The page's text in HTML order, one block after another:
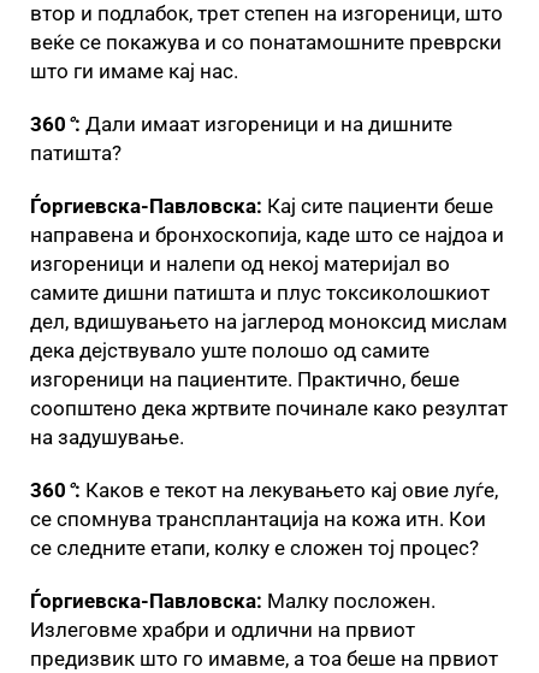
втор и подлабок, трет степен на изгореници, што
веќе се покажува и со понатамошните преврски
што ги имаме кај нас.
360 °: Дали имаат изгореници и на дишните
патишта?
Ѓоргиевска-Павловска: Кај сите пациенти беше
направена и бронхоскопија, каде што се најдоа и
изгореници и налепи од некој материјал во
самите дишни патишта и плус токсиколошкиот
дел, вдишувањето на јаглерод моноксид мислам
дека дејствувало уште полошо од самите
изгореници на пациентите. Практично, беше
соопштено дека жртвите починале како резултат
на задушување.
360 °: Каков е текот на лекувањето кај овие луѓе,
се спомнува трансплантација на кожа итн. Кои
се следните етапи, колку е сложен тој процес?
Ѓоргиевска-Павловска: Малку посложен.
Излеговме храбри и одлични на првиот
предизвик што го имавме, а тоа беше на првиот